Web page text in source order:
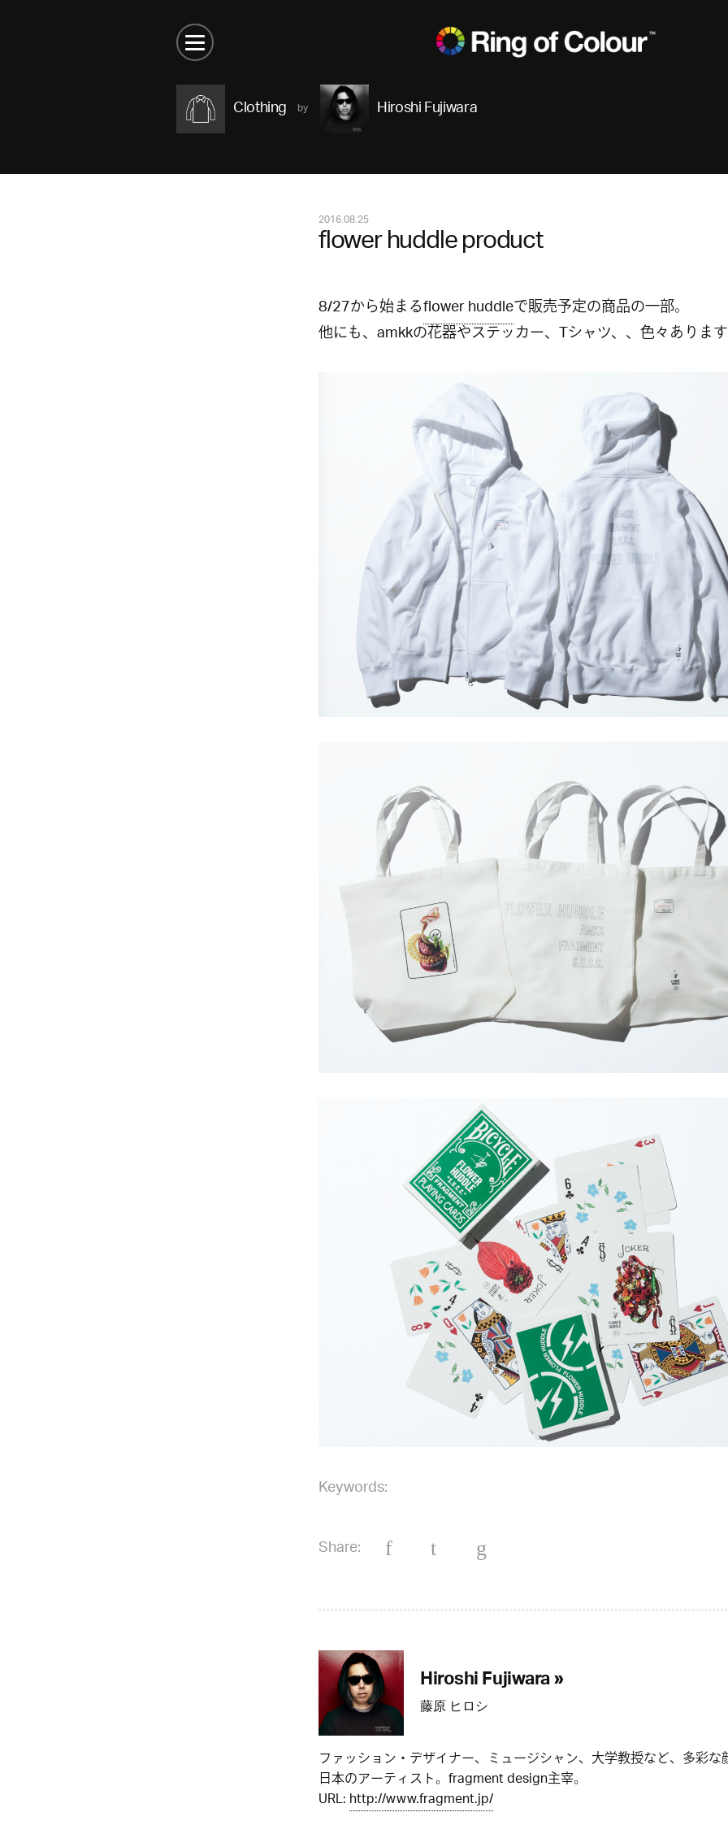
Clothing Hiroshi Fujiwara
2016.08.25
flower huddle product
8/27から始まるflower huddleで販売予定の商品の一部。
他にも、amkkの花器やステッカー、Tシャツ、、色々ありま
Keywords:
Share:
Hiroshi Fujiwara »
藤原 ヒロシ
ファッション・デザイナー、ミュージシャン、大学教授など、多彩な
日本のアーティスト。fragment design主宰。
URL:http://www.fragment.jp/